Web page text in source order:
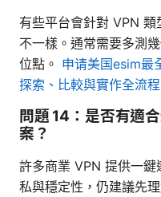
有些平台會針對 VPN
不一樣。通常需要多測
位點。 申请美国esim最
探索、比較與實作全流程
問題 14：是否有適
案？
許多商業 VPN 提供一
私與穩定性，仍建議先